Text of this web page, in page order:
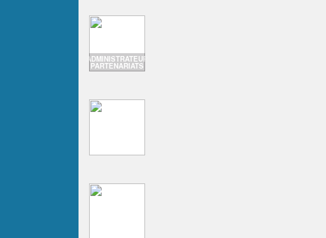
ADMINISTRATEUR
PARTENARIATS